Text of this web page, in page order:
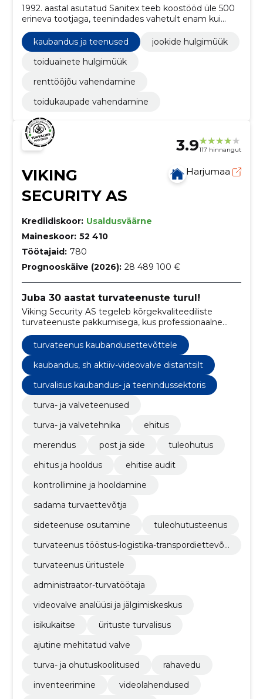
1992. aastal asutatud Sanitex teeb koostööd üle 500
erineva tootjaga, teenindades vahetult enam kui
tooteid (üle 43000 tootenimetuse), professionaalseid
teenuseid ja ärilahendusi.
kaubandus ja teenused
jookide hulgimüük
toiduainete hulgimüük
renttööjõu vahendamine
toidukaupade vahendamine
3.9117 hinnangut
VIKING
SECURITY AS
Harjumaa
Krediidiskoor: Usaldusväärne
Maineskoor: 52 410
Töötajaid: 780
Prognooskäive (2026): 28 489 100 €
Juba 30 aastat turvateenuste turul!
Viking Security AS tegeleb kõrgekvaliteediliste
turvateenuste pakkumisega, kus professionaalne
meeskond tagab klientidele tipptasemel turvalisuse,
toetudes pidevale töötajate arengule ja koolitamisele.
turvateenus kaubandusettevõttele
kaubandus, sh aktiiv-videovalve distantsilt
turvalisus kaubandus- ja teenindussektoris
turva- ja valveteenused
turva- ja valvetehnika
ehitus
merendus
post ja side
tuleohutus
ehitus ja hooldus
ehitise audit
kontrollimine ja hooldamine
sadama turvaettevõtja
sideteenuse osutamine
tuleohutusteenus
turvateenus tööstus-logistika-transpordiettevõt
turvateenus üritustele
administraator-turvatöötaja
videovalve analüüsi ja jälgimiskeskus
isikukaitse
ürituste turvalisus
ajutine mehitatud valve
turva- ja ohutuskoolitused
rahavedu
inventeerimine
videolahendused